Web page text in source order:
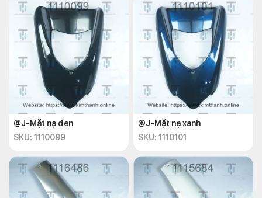
@J-Mặt nạ đen
SKU: 1110099
@J-Mặt nạ xanh
SKU: 1110101